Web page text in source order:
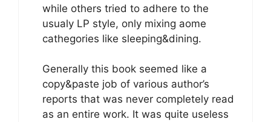
while others tried to adhere to the
usualy LP style, only mixing aome
cathegories like sleeping&dining.
Generally this book seemed like a
copy&paste job of various author’s
reports that was never completely read
as an entire work. It was quite useless